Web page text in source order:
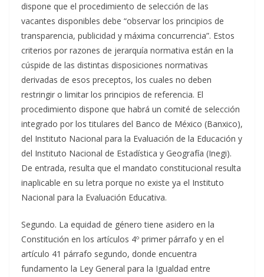
dispone que el procedimiento de selección de las
vacantes disponibles debe “observar los principios de
transparencia, publicidad y máxima concurrencia”. Estos
criterios por razones de jerarquía normativa están en la
cúspide de las distintas disposiciones normativas
derivadas de esos preceptos, los cuales no deben
restringir o limitar los principios de referencia. El
procedimiento dispone que habrá un comité de selección
integrado por los titulares del Banco de México (Banxico),
del Instituto Nacional para la Evaluación de la Educación y
del Instituto Nacional de Estadística y Geografía (Inegi).
De entrada, resulta que el mandato constitucional resulta
inaplicable en su letra porque no existe ya el Instituto
Nacional para la Evaluación Educativa.
Segundo. La equidad de género tiene asidero en la
Constitución en los artículos 4º primer párrafo y en el
artículo 41 párrafo segundo, donde encuentra
fundamento la Ley General para la Igualdad entre